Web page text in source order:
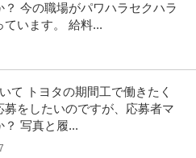
給 昇給あり
／月給25万円〜／完全週休2⽇＆年休
提供：タッチマッチ
この条件の求人をもっと見る
今の職場がパワハラセクハラ
います。 給料...
て トヨタの期間工で働きたく
をしたいのですが、応募者マ
？ 写真と履...